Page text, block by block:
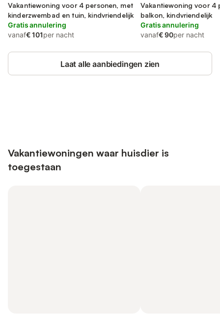
Vakantiewoning voor 4 personen, met
kinderzwembad en tuin, kindvriendelijk
Gratis annulering
vanaf€ 101per nacht
Vakantiewoning voor 4
balkon, kindvriendelijk
Gratis annulering
vanaf€ 90per nacht
Laat alle aanbiedingen zien
Vakantiewoningen waar huisdier is
toegestaan